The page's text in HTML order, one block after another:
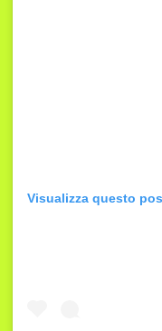
Visualizza questo